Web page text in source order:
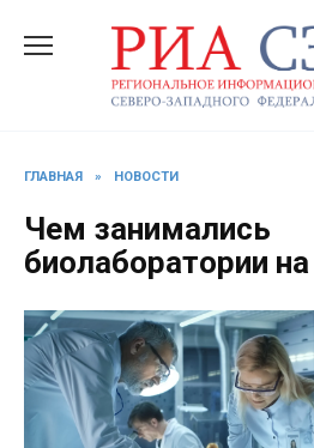
содержанию
ГЛАВНАЯ » НОВОСТИ
Чем занимались
биолаборатории